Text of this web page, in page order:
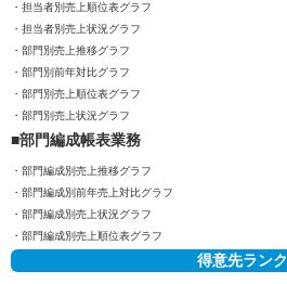
担当者別売上順位表グラフ
担当者別売上状況グラフ
部門別売上推移グラフ
部門別前年対比グラフ
部門別売上順位表グラフ
部門別売上状況グラフ
部門編成帳表業務
部門編成別売上推移グラフ
部門編成別前年売上対比グラフ
部門編成別売上状況グラフ
部門編成別売上順位表グラフ
得意先ランク